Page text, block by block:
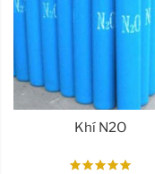
Khí N2O